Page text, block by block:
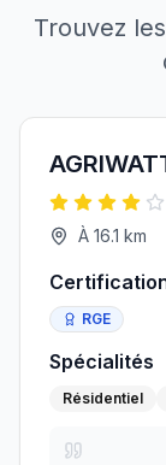
Trouvez
À 16.1 km
RGE
Spécialités
Résidentiel